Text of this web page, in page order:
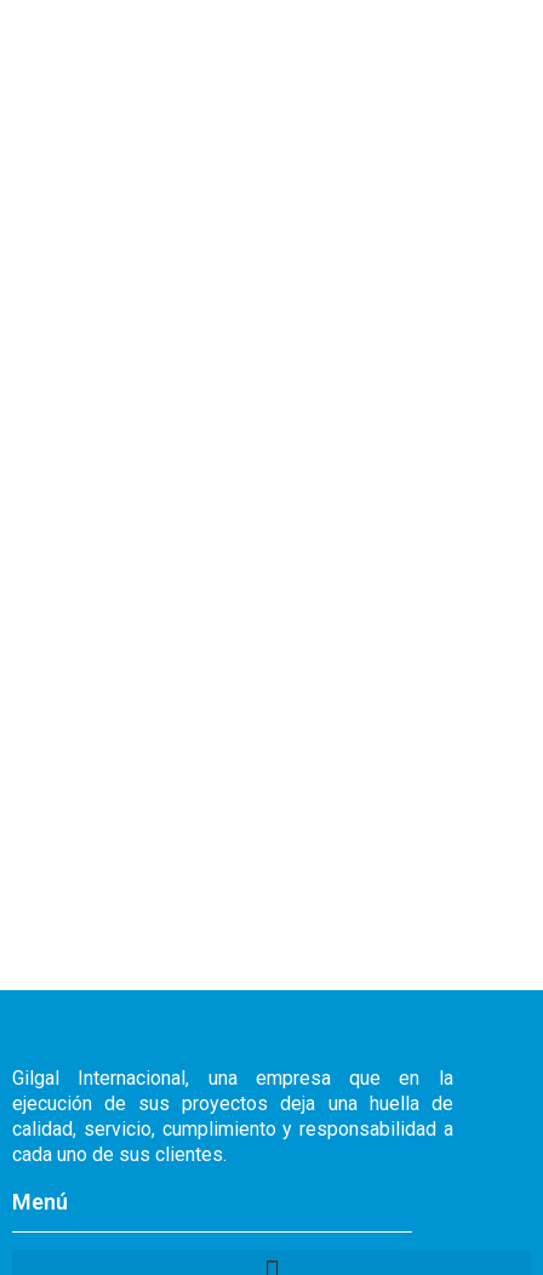
Gilgal Internacional, una empresa que en la
ejecución de sus proyectos deja una huella de
calidad, servicio, cumplimiento y responsabilidad a
cada uno de sus clientes.
Menú